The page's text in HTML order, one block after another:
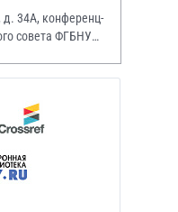
34А, конференц-
совета ФГБНУ